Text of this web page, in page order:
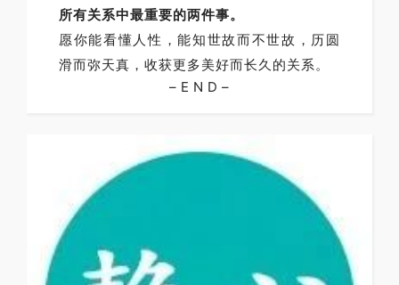
所有关系中最重要的两件事。
愿你能看懂人性，能知世故而不世故，历圆
滑而弥天真，收获更多美好而长久的关系。
– E N D –